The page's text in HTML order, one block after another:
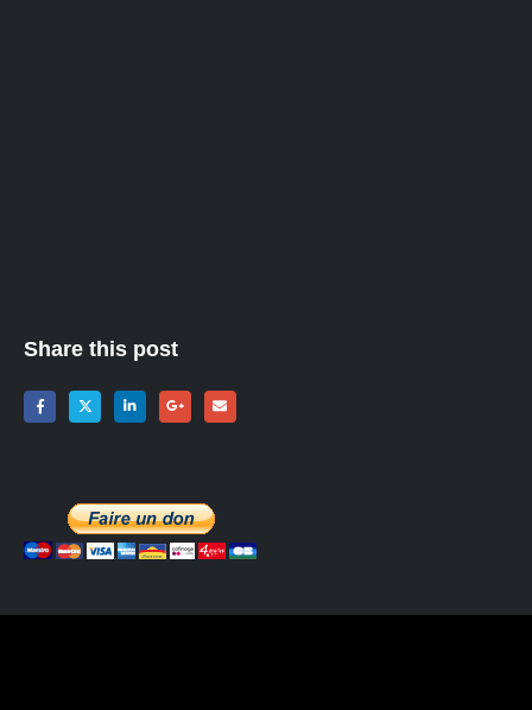
Share this post